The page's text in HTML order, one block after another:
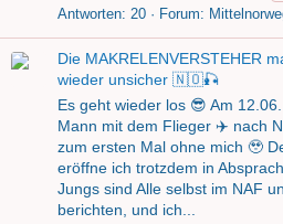
Antworten: 20 Forum:
Die MAKRELENVERSTEHER
wieder unsicher 🇳🇴🎣
Es geht wieder los 😎 Am
Mann mit dem Flieger ✈️ nach
zum ersten Mal ohne mich 🥹
eröffne ich trotzdem in
Jungs sind Alle selbst im NAF
berichten, und ich...